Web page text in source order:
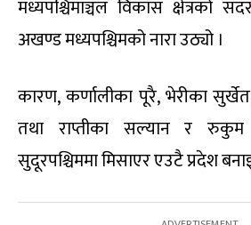
मध्यपश्चिमाञ्चल विकास क्षेत्रको
अखण्ड मध्यपश्चिमको नारा उठ्यो ।
कारण, कर्णालीका पूरै, भेरीका
तथा राप्तीका सल्यान र
सुदूरपश्चिममा मिसाएर एउटै प्रदेश